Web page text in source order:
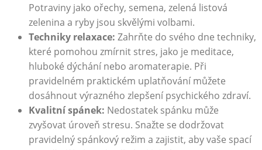
Potraviny jako ořechy, semena, zelená ‍listová
⁤zelenina a ryby jsou skvělými volbami.
Techniky relaxace: ‍Zahrňte do svého dne techniky,
které⁣ pomohou zmírnit stres,‍ jako je meditace,
hluboké dýchání nebo​ aromaterapie. Při
pravidelném praktickém uplatňování můžete
dosáhnout výrazného zlepšení ⁤psychického zdraví.
Kvalitní spánek: Nedostatek spánku ​může
zvyšovat úroveň stresu. Snažte se dodržovat
pravidelný ⁤spánkový režim a zajistit, aby vaše spací